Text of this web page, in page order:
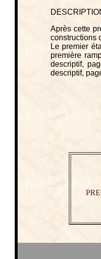
Après cette
constructions
Le premier
première
descriptif,
descriptif,